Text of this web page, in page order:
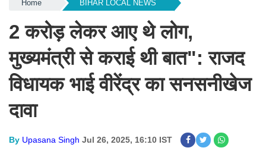
Home BIHAR LOCAL NEWS
2 करोड़ लेकर आए थे लोग,
मुख्यमंत्री से कराई थी बात": राजद
विधायक भाई वीरेंद्र का सनसनीखेज
दावा
By Upasana Singh Jul 26, 2025, 16:10 IST